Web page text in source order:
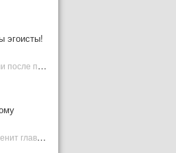
эгоисты!
«Спартак: Дом Ашура» отменили после первого сезона | Plugged In Ru
Новый спин-офф «Пацанов» сменит главного героя | Plugged In Ru